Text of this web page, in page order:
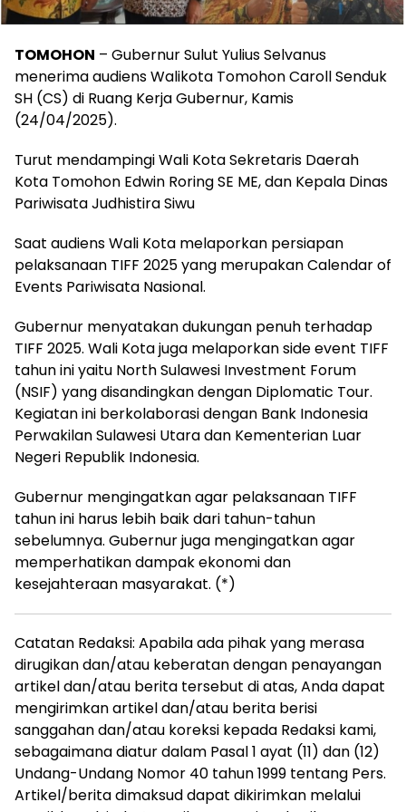
TOMOHON – Gubernur Sulut Yulius Selvanus
menerima audiens Walikota Tomohon Caroll Senduk
SH (CS) di Ruang Kerja Gubernur, Kamis
(24/04/2025).
Turut mendampingi Wali Kota Sekretaris Daerah
Kota Tomohon Edwin Roring SE ME, dan Kepala Dinas
Pariwisata Judhistira Siwu
Saat audiens Wali Kota melaporkan persiapan
pelaksanaan TIFF 2025 yang merupakan Calendar of
Events Pariwisata Nasional.
Gubernur menyatakan dukungan penuh terhadap
TIFF 2025. Wali Kota juga melaporkan side event TIFF
tahun ini yaitu North Sulawesi Investment Forum
(NSIF) yang disandingkan dengan Diplomatic Tour.
Kegiatan ini berkolaborasi dengan Bank Indonesia
Perwakilan Sulawesi Utara dan Kementerian Luar
Negeri Republik Indonesia.
Gubernur mengingatkan agar pelaksanaan TIFF
tahun ini harus lebih baik dari tahun-tahun
sebelumnya. Gubernur juga mengingatkan agar
memperhatikan dampak ekonomi dan
kesejahteraan masyarakat. (*)
Catatan Redaksi: Apabila ada pihak yang merasa
dirugikan dan/atau keberatan dengan penayangan
artikel dan/atau berita tersebut di atas, Anda dapat
mengirimkan artikel dan/atau berita berisi
sanggahan dan/atau koreksi kepada Redaksi kami,
sebagaimana diatur dalam Pasal 1 ayat (11) dan (12)
Undang-Undang Nomor 40 tahun 1999 tentang Pers.
Artikel/berita dimaksud dapat dikirimkan melalui